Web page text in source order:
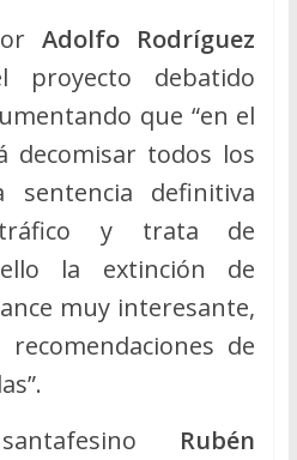
Adolfo Rodríguez
proyecto debatido
que “en el
decomisar todos los
definitiva
y trata de
la extinción de
muy interesante,
de
Rubén